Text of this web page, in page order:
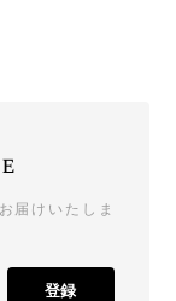
届けいたしま
登録